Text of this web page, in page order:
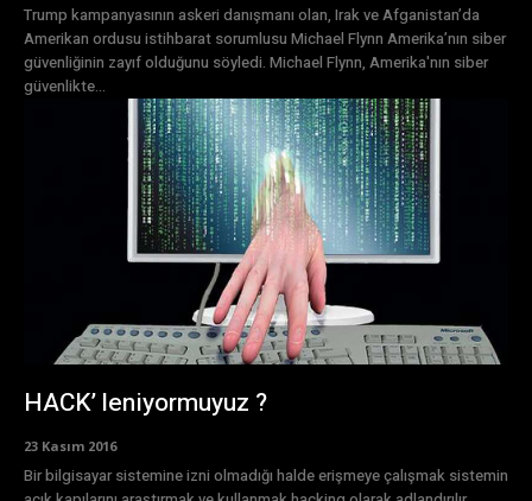
Trump kampanyasının askeri danışmanı olan, Irak ve Afganistan’da
Amerikan ordusu istihbarat sorumlusu Michael Flynn Amerika’nın siber
güvenliğinin zayıf olduğunu söyledi. Michael Flynn, Amerika'nın siber
güvenlikte...
HACK’ leniyormuyuz ?
23 Kasım 2016
Bir bilgisayar sistemine izni olmadığı halde erişmeye çalışmak sistemin